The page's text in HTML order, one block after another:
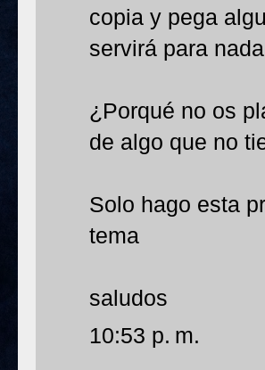
copia y pega
servirá para
¿Porqué no os
de algo que no
Solo hago esta
tema
saludos
10:53 p. m.